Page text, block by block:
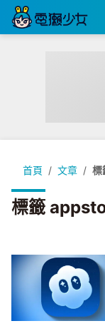
首頁 文章 標
標籤